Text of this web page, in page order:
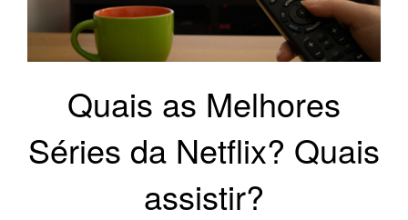
Quais as Melhores
Séries da Netflix? Quais
assistir?